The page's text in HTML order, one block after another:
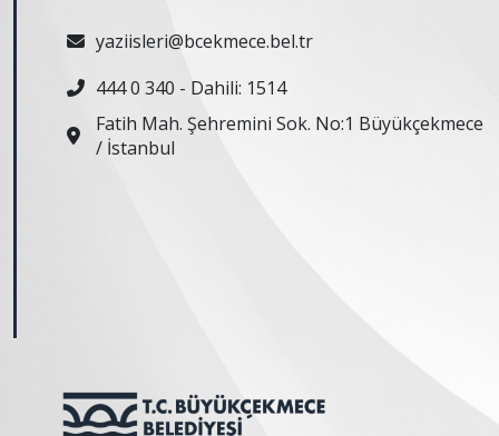
yaziisleri@bcekmece.bel.tr
444 0 340 - Dahili: 1514
Fatih Mah. Şehremini Sok. No:1 Büyükçekmece
/ İstanbul